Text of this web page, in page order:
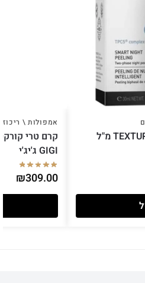
פילינג לילה דו פאזי TEXTURE 30 מ"ל
אמפולות \
GIGI ג'יג'י
₪309.00